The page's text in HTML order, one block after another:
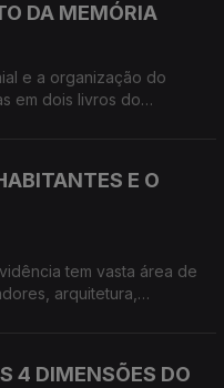
DA MEMÓRIA
e a organização do
em dois livros do
E O
tem vasta área de
arquitetura,
4 DIMENSÕES DO